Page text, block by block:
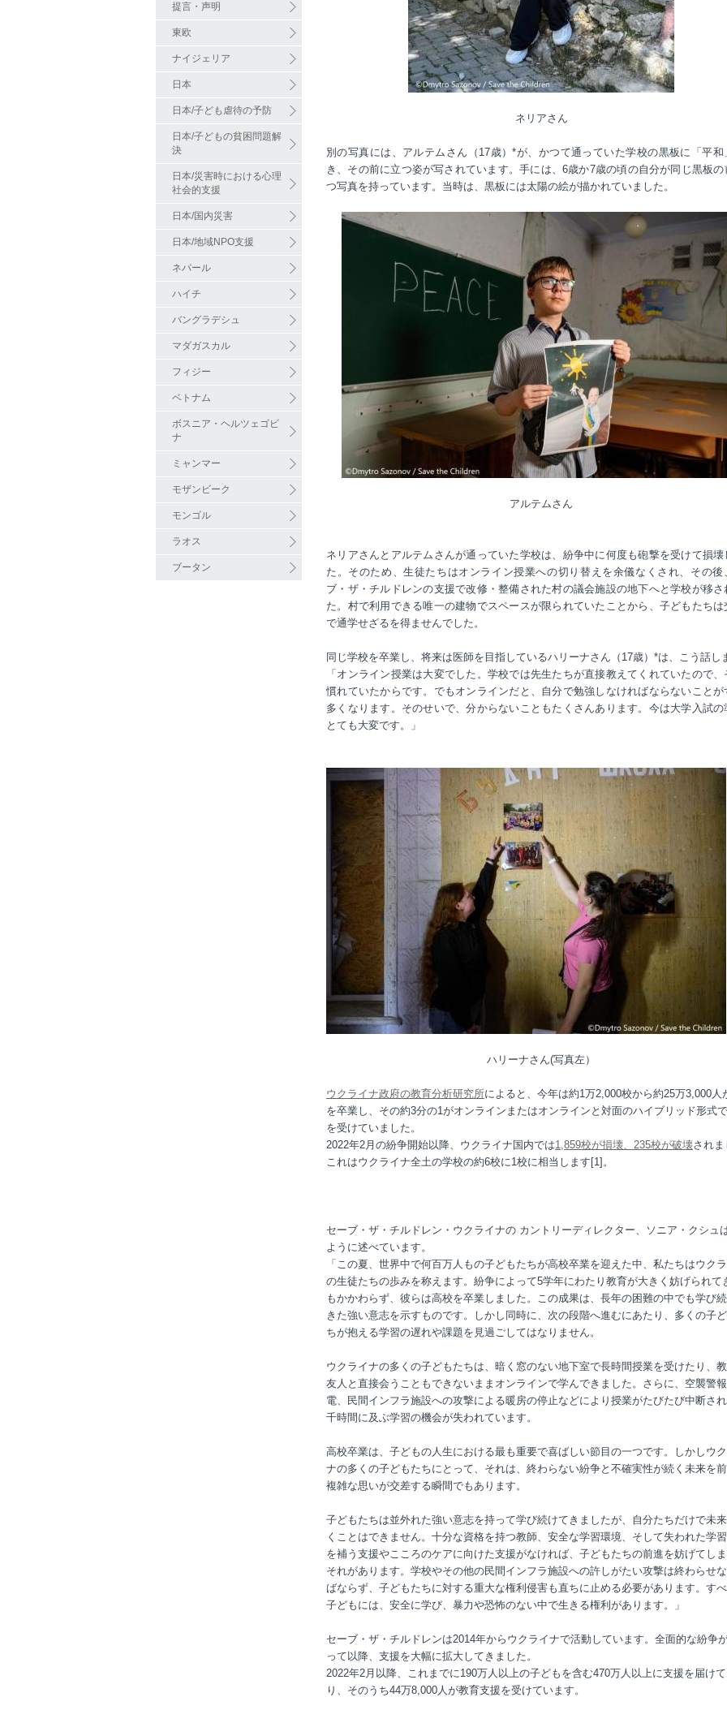
提言・声明
東欧
ナイジェリア
日本
日本/子ども虐待の予防
日本/子どもの貧困問題解
決
日本/災害時における心理
社会的支援
日本/国内災害
日本/地域NPO支援
ネパール
ハイチ
バングラデシュ
マダガスカル
フィジー
ベトナム
ボスニア・ヘルツェゴビ
ナ
ミャンマー
モザンビーク
モンゴル
ラオス
ブータン
ネリアさん
別の写真には、アルテムさん（17歳）*が、かつて通っていた学校の黒板に「平和
き、その前に立つ姿が写されています。手には、6歳か7歳の頃の自分が同じ黒板の
つ写真を持っています。当時は、黒板には太陽の絵が描かれていました。
アルテムさん
ネリアさんとアルテムさんが通っていた学校は、紛争中に何度も砲撃を受けて損壊
た。そのため、生徒たちはオンライン授業への切り替えを余儀なくされ、その後
ブ・ザ・チルドレンの支援で改修・整備された村の議会施設の地下へと学校が移さ
た。村で利用できる唯一の建物でスペースが限られていたことから、子どもたちは
で通学せざるを得ませんでした。
同じ学校を卒業し、将来は医師を目指しているハリーナさん（17歳）*は、こう話し
「オンライン授業は大変でした。学校では先生たちが直接教えてくれていたので、
慣れていたからです。でもオンラインだと、自分で勉強しなければならないことが
多くなります。そのせいで、分からないこともたくさんあります。今は大学入試の
とても大変です。」
ハリーナさん(写真左）
ウクライナ政府の教育分析研究所によると、今年は約1万2,000校から約25万3,000人
を卒業し、その約3分の1がオンラインまたはオンラインと対面のハイブリッド形式
を受けていました。
2022年2月の紛争開始以降、ウクライナ国内では1,859校が損壊、235校が破壊されま
これはウクライナ全土の学校の約6校に1校に相当します[1]。
セーブ・ザ・チルドレン・ウクライナの カントリーディレクター、ソニア・クシュ
ように述べています。
「この夏、世界中で何百万人もの子どもたちが高校卒業を迎えた中、私たちはウク
の生徒たちの歩みを称えます。紛争によって5学年にわたり教育が大きく妨げられて
もかかわらず、彼らは高校を卒業しました。この成果は、長年の困難の中でも学び
きた強い意志を示すものです。しかし同時に、次の段階へ進むにあたり、多くの子
ちが抱える学習の遅れや課題を見過ごしてはなりません。
ウクライナの多くの子どもたちは、暗く窓のない地下室で長時間授業を受けたり、
友人と直接会うこともできないままオンラインで学んできました。さらに、空襲警
電、民間インフラ施設への攻撃による暖房の停止などにより授業がたびたび中断さ
千時間に及ぶ学習の機会が失われています。
高校卒業は、子どもの人生における最も重要で喜ばしい節目の一つです。しかしウ
ナの多くの子どもたちにとって、それは、終わらない紛争と不確実性が続く未来を前
複雑な思いが交差する瞬間でもあります。
子どもたちは並外れた強い意志を持って学び続けてきましたが、自分たちだけで未
くことはできません。十分な資格を持つ教師、安全な学習環境、そして失われた学
を補う支援やこころのケアに向けた支援がなければ、子どもたちの前進を妨げてし
それがあります。学校やその他の民間インフラ施設への許しがたい攻撃は終わらせ
ばならず、子どもたちに対する重大な権利侵害も直ちに止める必要があります。す
子どもには、安全に学び、暴力や恐怖のない中で生きる権利があります。」
セーブ・ザ・チルドレンは2014年からウクライナで活動しています。全面的な紛争
って以降、支援を大幅に拡大してきました。
2022年2月以降、これまでに190万人以上の子どもを含む470万人以上に支援を届け
り、そのうち44万8,000人が教育支援を受けています。